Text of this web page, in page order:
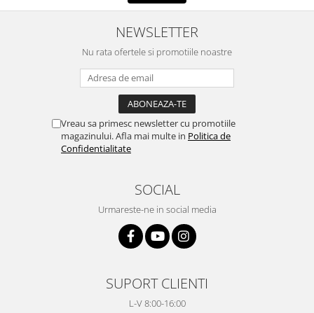
NEWSLETTER
Nu rata ofertele si promotiile noastre
Vreau sa primesc newsletter cu promotiile
magazinului. Afla mai multe in Politica de
Confidentialitate
SOCIAL
Urmareste-ne in social media
SUPORT CLIENTI
L-V 8:00-16:00